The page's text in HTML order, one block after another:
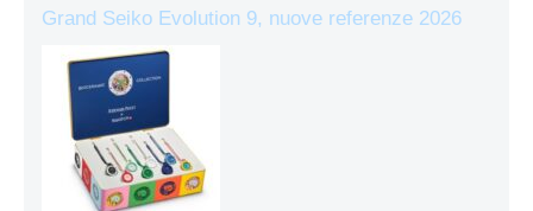
Grand Seiko Evolution 9, nuove referenze 2026